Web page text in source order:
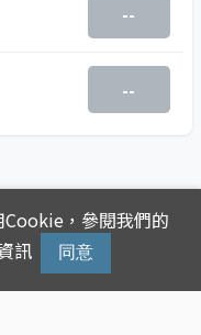
--
--
，參閱我們的
訊 同意